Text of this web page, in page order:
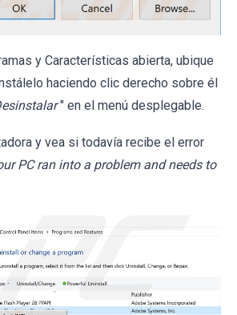
y Características abierta, ubique
haciendo clic derecho sobre él
" en el menú desplegable.
y vea si todavía recibe el error
PC ran into a problem and needs to